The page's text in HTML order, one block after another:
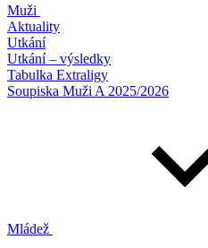
Muži
Aktuality
Utkání
Utkání – výsledky
Tabulka Extraligy
Soupiska Muži A 2025/2026
Mládež